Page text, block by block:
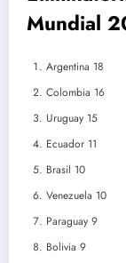
Mundial
Argentina 18
Colombia 16
Uruguay 15
Ecuador 11
Brasil 10
Venezuela 10
Paraguay 9
Bolivia 9